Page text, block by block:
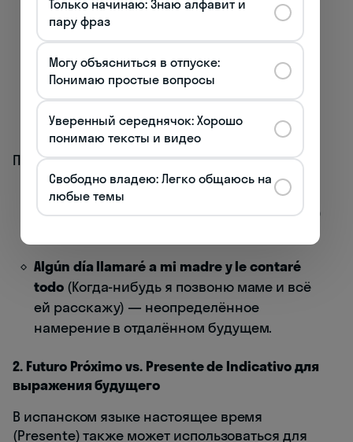
обозначает более абстрактные планы на
будущее, предсказания или
предположения, выражает меньшую
степень определённости и часто
используется для более отдалённого
будущего.
Пример различного употребления:
Voy a llamar a mi madre esta tarde
собираюсь позвонить маме сегодня днём)
— конкретный план на ближайшее время.
Algún día llamaré a mi madre y le contaré
todo(Когда-нибудь я позвоню маме и всё
ей расскажу) — неопределённое
намерение в отдалённом будущем.
2. Futuro Próximo vs. Presente de Indicativo для
выражения будущего
В испанском языке настоящее время
(Presente) также может использоваться для
Только начинаю: Знаю алфавит и
пару фраз
Могу объясниться в отпуске:
Понимаю простые вопросы
Уверенный середнячок: Хорошо
понимаю тексты и видео
Свободно владею: Легко общаюсь на
любые темы